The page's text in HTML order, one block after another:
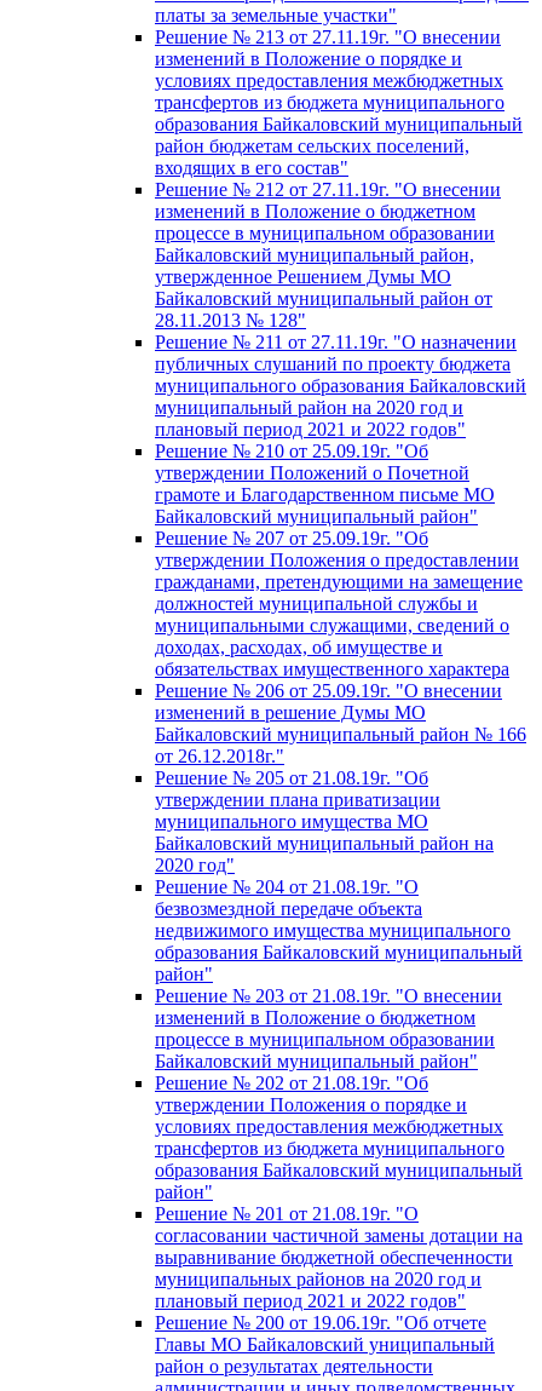
платы за земельные участки"
Решение № 213 от 27.11.19г. "О внесении
изменений в Положение о порядке и
условиях предоставления межбюджетных
трансфертов из бюджета муниципального
образования Байкаловский муниципальный
район бюджетам сельских поселений,
входящих в его состав"
Решение № 212 от 27.11.19г. "О внесении
изменений в Положение о бюджетном
процессе в муниципальном образовании
Байкаловский муниципальный район,
утвержденное Решением Думы МО
Байкаловский муниципальный район от
28.11.2013 № 128"
Решение № 211 от 27.11.19г. "О назначении
публичных слушаний по проекту бюджета
муниципального образования Байкаловский
муниципальный район на 2020 год и
плановый период 2021 и 2022 годов"
Решение № 210 от 25.09.19г. "Об
утверждении Положений о Почетной
грамоте и Благодарственном письме МО
Байкаловский муниципальный район"
Решение № 207 от 25.09.19г. "Об
утверждении Положения о предоставлении
гражданами, претендующими на замещение
должностей муниципальной службы и
муниципальными служащими, сведений о
доходах, расходах, об имуществе и
обязательствах имущественного характера
Решение № 206 от 25.09.19г. "О внесении
изменений в решение Думы МО
Байкаловский муниципальный район № 166
от 26.12.2018г."
Решение № 205 от 21.08.19г. "Об
утверждении плана приватизации
муниципального имущества МО
Байкаловский муниципальный район на
2020 год"
Решение № 204 от 21.08.19г. "О
безвозмездной передаче объекта
недвижимого имущества муниципального
образования Байкаловский муниципальный
район"
Решение № 203 от 21.08.19г. "О внесении
изменений в Положение о бюджетном
процессе в муниципальном образовании
Байкаловский муниципальный район"
Решение № 202 от 21.08.19г. "Об
утверждении Положения о порядке и
условиях предоставления межбюджетных
трансфертов из бюджета муниципального
образования Байкаловский муниципальный
район"
Решение № 201 от 21.08.19г. "О
согласовании частичной замены дотации на
выравнивание бюджетной обеспеченности
муниципальных районов на 2020 год и
плановый период 2021 и 2022 годов"
Решение № 200 от 19.06.19г. "Об отчете
Главы МО Байкаловский униципальный
район о результатах деятельности